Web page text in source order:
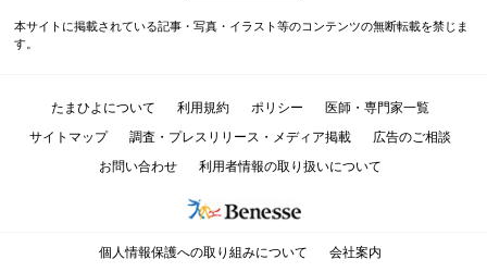
本サイトに掲載されている記事・写真・イラスト等のコンテンツの無断転載を禁じま
す。
たまひよについて 利用規約 ポリシー
医師・専門家一覧
サイトマップ
調査・プレスリリース・メディア掲載
広告のご相談
お問い合わせ
利用者情報の取り扱いについて
個人情報保護への取り組みについて 会社案内